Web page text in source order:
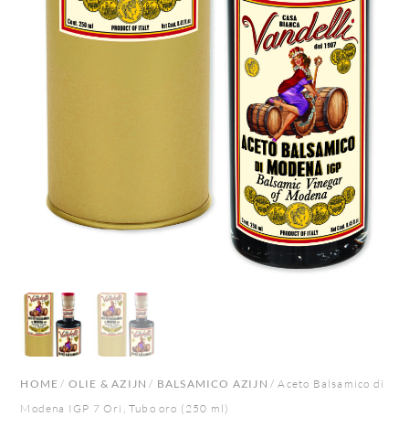
HOME / OLIE & AZIJN / BALSAMICO AZIJN / Aceto Balsamico di
Modena IGP 7 Ori, Tubo oro (250 ml)